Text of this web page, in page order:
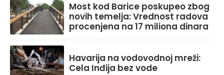
Most kod Barice poskupeo zbog
novih temelja: Vrednost radova
procenjena na 17 miliona dinara
Havarija na vodovodnoj mreži:
Cela Inđija bez vode